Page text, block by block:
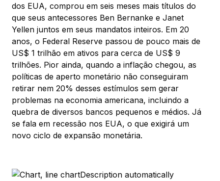
dos EUA, comprou em seis meses mais títulos do
que seus antecessores Ben Bernanke e Janet
Yellen juntos em seus mandatos inteiros. Em 20
anos, o Federal Reserve passou de pouco mais de
US$ 1 trilhão em ativos para cerca de US$ 9
trilhões. Pior ainda, quando a inflação chegou, as
políticas de aperto monetário não conseguiram
retirar nem 20% desses estímulos sem gerar
problemas na economia americana, incluindo a
quebra de diversos bancos pequenos e médios. Já
se fala em recessão nos EUA, o que exigirá um
novo ciclo de expansão monetária.